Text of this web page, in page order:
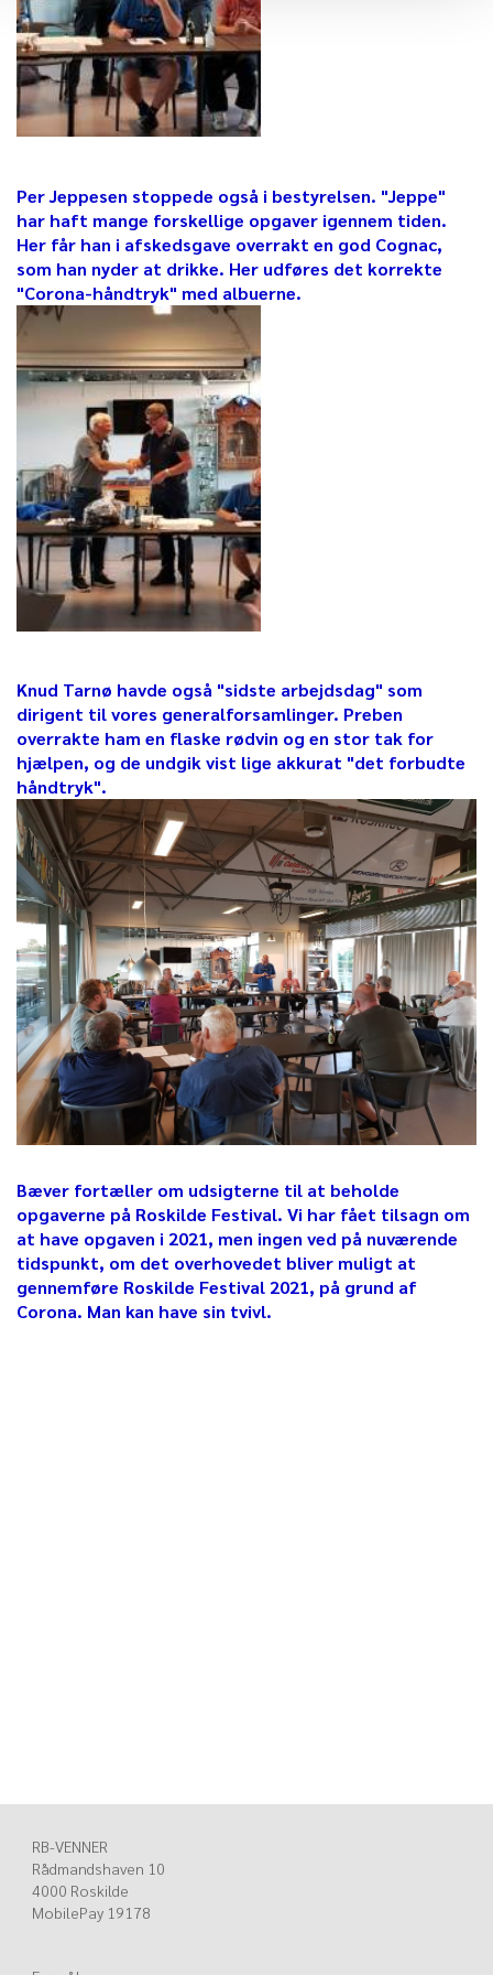
Per Jeppesen stoppede også i bestyrelsen. "Jeppe"
har haft mange forskellige opgaver igennem tiden.
Her får han i afskedsgave overrakt en god Cognac,
som han nyder at drikke. Her udføres det korrekte
"Corona-håndtryk" med albuerne.
Knud Tarnø havde også "sidste arbejdsdag" som
dirigent til vores generalforsamlinger. Preben
overrakte ham en flaske rødvin og en stor tak for
hjælpen, og de undgik vist lige akkurat "det forbudte
håndtryk".
Bæver fortæller om udsigterne til at beholde
opgaverne på Roskilde Festival. Vi har fået tilsagn om
at have opgaven i 2021, men ingen ved på nuværende
tidspunkt, om det overhovedet bliver muligt at
gennemføre Roskilde Festival 2021, på grund af
Corona. Man kan have sin tvivl.
RB-VENNER
Rådmandshaven 10
4000 Roskilde
MobilePay 19178